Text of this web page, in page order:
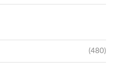
(480)